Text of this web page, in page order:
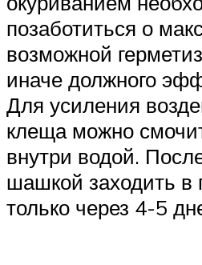
позаботиться о
возможной
иначе должного
Для усиления
клеща можно
внутри водой.
шашкой заходить в
только через 4-5